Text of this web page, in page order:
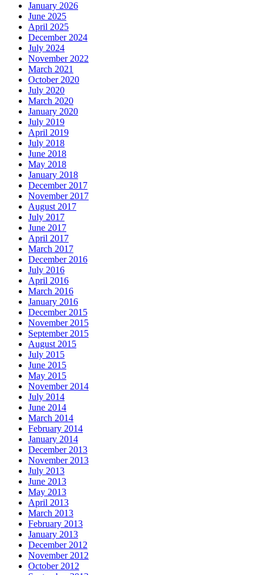
January 2026
June 2025
April 2025
December 2024
July 2024
November 2022
March 2021
October 2020
July 2020
March 2020
January 2020
July 2019
April 2019
July 2018
June 2018
May 2018
January 2018
December 2017
November 2017
August 2017
July 2017
June 2017
April 2017
March 2017
December 2016
July 2016
April 2016
March 2016
January 2016
December 2015
November 2015
September 2015
August 2015
July 2015
June 2015
May 2015
November 2014
July 2014
June 2014
March 2014
February 2014
January 2014
December 2013
November 2013
July 2013
June 2013
May 2013
April 2013
March 2013
February 2013
January 2013
December 2012
November 2012
October 2012